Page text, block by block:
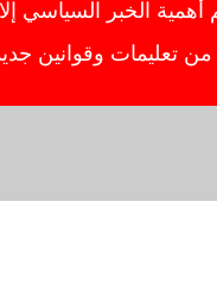
الخبر السياسي إلا
تعليمات وقوانين